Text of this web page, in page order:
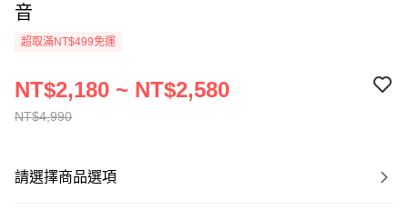
音
超取滿NT$499免運
NT$4,990
NT$2,180 ~ NT$2,580
請選擇商品選項